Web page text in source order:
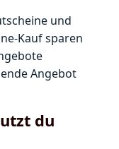
und
Kauf sparen
Angebot
du